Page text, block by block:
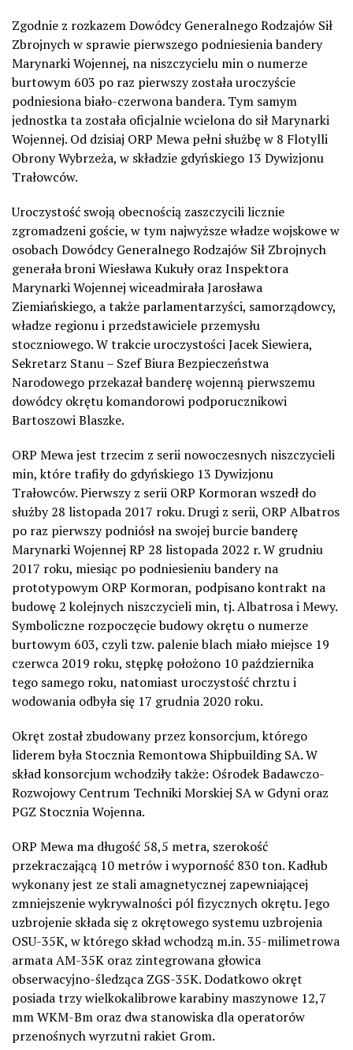
Zgodnie z rozkazem Dowódcy Generalnego Rodzajów Sił
Zbrojnych w sprawie pierwszego podniesienia bandery
Marynarki Wojennej, na niszczycielu min o numerze
burtowym 603 po raz pierwszy została uroczyście
podniesiona biało-czerwona bandera. Tym samym
jednostka ta została oficjalnie wcielona do sił Marynarki
Wojennej. Od dzisiaj ORP Mewa pełni służbę w 8 Flotylli
Obrony Wybrzeża, w składzie gdyńskiego 13 Dywizjonu
Trałowców.
Uroczystość swoją obecnością zaszczycili licznie
zgromadzeni goście, w tym najwyższe władze wojskowe w
osobach Dowódcy Generalnego Rodzajów Sił Zbrojnych
generała broni Wiesława Kukuły oraz Inspektora
Marynarki Wojennej wiceadmirała Jarosława
Ziemiańskiego, a także parlamentarzyści, samorządowcy,
władze regionu i przedstawiciele przemysłu
stoczniowego. W trakcie uroczystości Jacek Siewiera,
Sekretarz Stanu – Szef Biura Bezpieczeństwa
Narodowego przekazał banderę wojenną pierwszemu
dowódcy okrętu komandorowi podporucznikowi
Bartoszowi Blaszke.
ORP Mewa jest trzecim z serii nowoczesnych niszczycieli
min, które trafiły do gdyńskiego 13 Dywizjonu
Trałowców. Pierwszy z serii ORP Kormoran wszedł do
służby 28 listopada 2017 roku. Drugi z serii, ORP Albatros
po raz pierwszy podniósł na swojej burcie banderę
Marynarki Wojennej RP 28 listopada 2022 r. W grudniu
2017 roku, miesiąc po podniesieniu bandery na
prototypowym ORP Kormoran, podpisano kontrakt na
budowę 2 kolejnych niszczycieli min, tj. Albatrosa i Mewy.
Symboliczne rozpoczęcie budowy okrętu o numerze
burtowym 603, czyli tzw. palenie blach miało miejsce 19
czerwca 2019 roku, stępkę położono 10 października
tego samego roku, natomiast uroczystość chrztu i
wodowania odbyła się 17 grudnia 2020 roku.
Okręt został zbudowany przez konsorcjum, którego
liderem była Stocznia Remontowa Shipbuilding SA. W
skład konsorcjum wchodziły także: Ośrodek Badawczo-
Rozwojowy Centrum Techniki Morskiej SA w Gdyni oraz
PGZ Stocznia Wojenna.
ORP Mewa ma długość 58,5 metra, szerokość
przekraczającą 10 metrów i wyporność 830 ton. Kadłub
wykonany jest ze stali amagnetycznej zapewniającej
zmniejszenie wykrywalności pól fizycznych okrętu. Jego
uzbrojenie składa się z okrętowego systemu uzbrojenia
OSU-35K, w którego skład wchodzą m.in. 35-milimetrowa
armata AM-35K oraz zintegrowana głowica
obserwacyjno-śledząca ZGS-35K. Dodatkowo okręt
posiada trzy wielkokalibrowe karabiny maszynowe 12,7
mm WKM-Bm oraz dwa stanowiska dla operatorów
przenośnych wyrzutni rakiet Grom.